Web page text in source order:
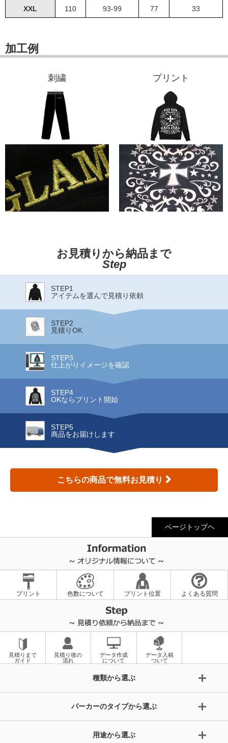
XXL 110 93-99 77 33
加工例
刺繍 プリント
お見積りから納品まで
Step
STEP1
アイテムを選んで見積り依頼
STEP2
見積りOK
STEP3
仕上がりイメージを確認
STEP4
OKならプリント開始
STEP5
商品をお届けします
こちらの商品で無料お見積り
ページトップヘ
プリント 色数について プリント位置 よくある質問
見積りまで
ガイド
見積り後の
流れ
データ作成
について
データ入稿
ついて
種類から選ぶ
パーカーのタイプから選ぶ
用途から選ぶ